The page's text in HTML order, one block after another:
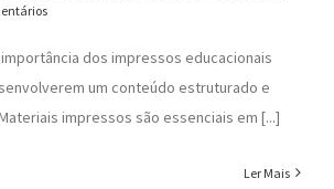
dos impressos educacionais
um conteúdo estruturado e
impressos são essenciais em [...]
Ler Mais